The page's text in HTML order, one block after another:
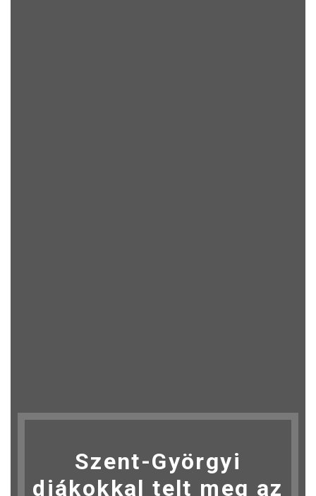
Szent-Györgyi
diákokkal telt meg az